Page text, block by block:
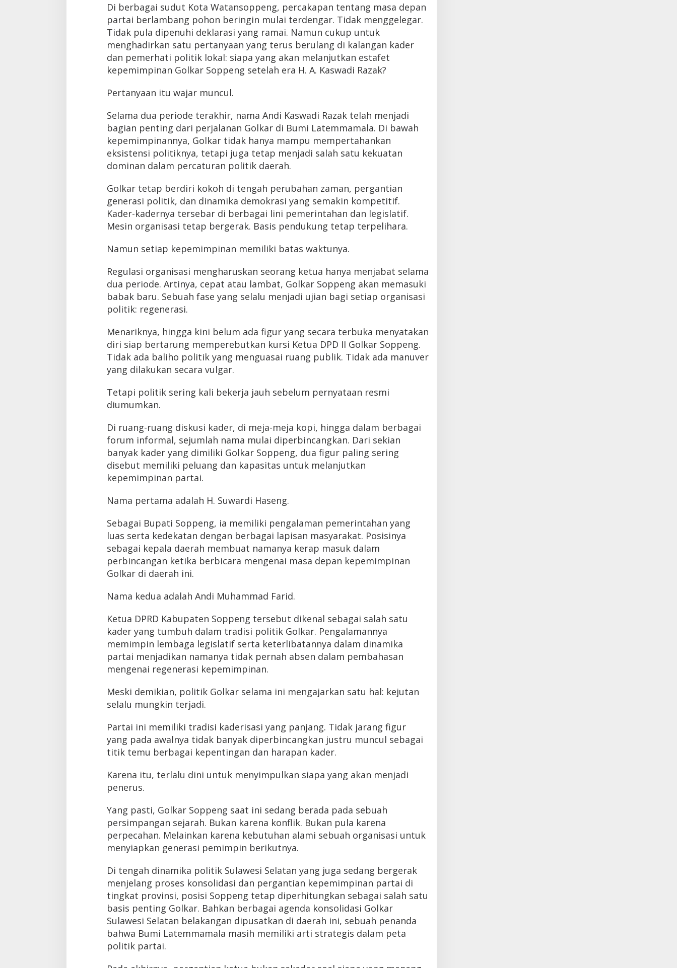
Di berbagai sudut Kota Watansoppeng, percakapan tentang masa depan
partai berlambang pohon beringin mulai terdengar. Tidak menggelegar.
Tidak pula dipenuhi deklarasi yang ramai. Namun cukup untuk
menghadirkan satu pertanyaan yang terus berulang di kalangan kader
dan pemerhati politik lokal: siapa yang akan melanjutkan estafet
kepemimpinan Golkar Soppeng setelah era H. A. Kaswadi Razak?
Pertanyaan itu wajar muncul.
Selama dua periode terakhir, nama Andi Kaswadi Razak telah menjadi
bagian penting dari perjalanan Golkar di Bumi Latemmamala. Di bawah
kepemimpinannya, Golkar tidak hanya mampu mempertahankan
eksistensi politiknya, tetapi juga tetap menjadi salah satu kekuatan
dominan dalam percaturan politik daerah.
Golkar tetap berdiri kokoh di tengah perubahan zaman, pergantian
generasi politik, dan dinamika demokrasi yang semakin kompetitif.
Kader-kadernya tersebar di berbagai lini pemerintahan dan legislatif.
Mesin organisasi tetap bergerak. Basis pendukung tetap terpelihara.
Namun setiap kepemimpinan memiliki batas waktunya.
Regulasi organisasi mengharuskan seorang ketua hanya menjabat selama
dua periode. Artinya, cepat atau lambat, Golkar Soppeng akan memasuki
babak baru. Sebuah fase yang selalu menjadi ujian bagi setiap organisasi
politik: regenerasi.
Menariknya, hingga kini belum ada figur yang secara terbuka menyatakan
diri siap bertarung memperebutkan kursi Ketua DPD II Golkar Soppeng.
Tidak ada baliho politik yang menguasai ruang publik. Tidak ada manuver
yang dilakukan secara vulgar.
Tetapi politik sering kali bekerja jauh sebelum pernyataan resmi
diumumkan.
Di ruang-ruang diskusi kader, di meja-meja kopi, hingga dalam berbagai
forum informal, sejumlah nama mulai diperbincangkan. Dari sekian
banyak kader yang dimiliki Golkar Soppeng, dua figur paling sering
disebut memiliki peluang dan kapasitas untuk melanjutkan
kepemimpinan partai.
Nama pertama adalah H. Suwardi Haseng.
Sebagai Bupati Soppeng, ia memiliki pengalaman pemerintahan yang
luas serta kedekatan dengan berbagai lapisan masyarakat. Posisinya
sebagai kepala daerah membuat namanya kerap masuk dalam
perbincangan ketika berbicara mengenai masa depan kepemimpinan
Golkar di daerah ini.
Nama kedua adalah Andi Muhammad Farid.
Ketua DPRD Kabupaten Soppeng tersebut dikenal sebagai salah satu
kader yang tumbuh dalam tradisi politik Golkar. Pengalamannya
memimpin lembaga legislatif serta keterlibatannya dalam dinamika
partai menjadikan namanya tidak pernah absen dalam pembahasan
mengenai regenerasi kepemimpinan.
Meski demikian, politik Golkar selama ini mengajarkan satu hal: kejutan
selalu mungkin terjadi.
Partai ini memiliki tradisi kaderisasi yang panjang. Tidak jarang figur
yang pada awalnya tidak banyak diperbincangkan justru muncul sebagai
titik temu berbagai kepentingan dan harapan kader.
Karena itu, terlalu dini untuk menyimpulkan siapa yang akan menjadi
penerus.
Yang pasti, Golkar Soppeng saat ini sedang berada pada sebuah
persimpangan sejarah. Bukan karena konflik. Bukan pula karena
perpecahan. Melainkan karena kebutuhan alami sebuah organisasi untuk
menyiapkan generasi pemimpin berikutnya.
Di tengah dinamika politik Sulawesi Selatan yang juga sedang bergerak
menjelang proses konsolidasi dan pergantian kepemimpinan partai di
tingkat provinsi, posisi Soppeng tetap diperhitungkan sebagai salah satu
basis penting Golkar. Bahkan berbagai agenda konsolidasi Golkar
Sulawesi Selatan belakangan dipusatkan di daerah ini, sebuah penanda
bahwa Bumi Latemmamala masih memiliki arti strategis dalam peta
politik partai.